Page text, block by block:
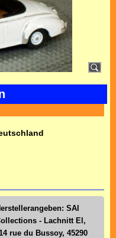
SAI
- Lachnitt El,
rue du Bussoy, 45290